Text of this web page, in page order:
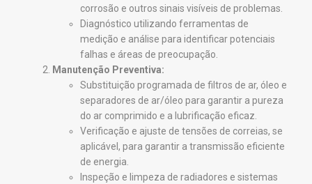
corrosão e outros sinais visíveis de problemas.
Diagnóstico utilizando ferramentas de
medição e análise para identificar potenciais
falhas e áreas de preocupação.
Manutenção Preventiva:
Substituição programada de filtros de ar, óleo e
separadores de ar/óleo para garantir a pureza
do ar comprimido e a lubrificação eficaz.
Verificação e ajuste de tensões de correias, se
aplicável, para garantir a transmissão eficiente
de energia.
Inspeção e limpeza de radiadores e sistemas